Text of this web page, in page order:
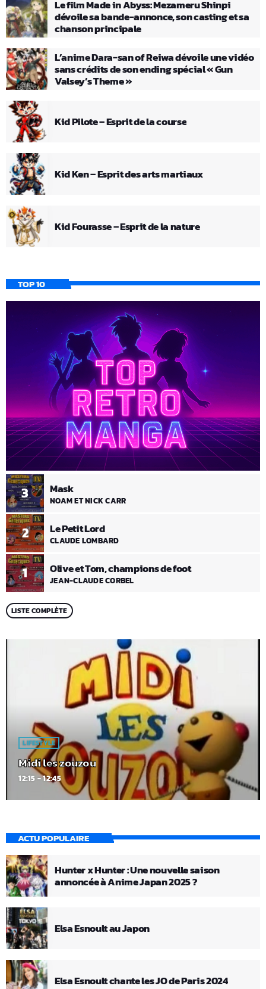
Le film Made in Abyss: Mezameru Shinpi
dévoile sa bande-annonce, son casting et sa
chanson principale
L’anime Dara-san of Reiwa dévoile une vidéo
sans crédits de son ending spécial « Gun
Valsey’s Theme »
Kid Pilote – Esprit de la course
Kid Ken – Esprit des arts martiaux
Kid Fourasse – Esprit de la nature
TOP 10
1 Olive et Tom, champions de foot
JEAN-CLAUDE CORBEL
2 Le Petit Lord
CLAUDE LOMBARD
3 Mask
NOAM ET NICK CARR
LISTE COMPLÈTE
LIFESTYLE
Midi les zouzou
12:15 - 12:45
ACTU POPULAIRE
Hunter x Hunter : Une nouvelle saison
annoncée à Anime Japan 2025 ?
Elsa Esnoult au Japon
Elsa Esnoult chante les JO de Paris 2024